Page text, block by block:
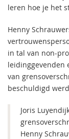
leren hoe je het
Henny
in tal van non-
leidinggevenden
van
beschuldigd
Joris
Henny